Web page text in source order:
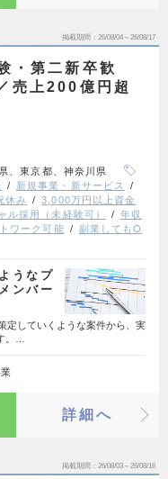
掲載期間 26/08/04～26/08/17
・第二新卒歓
売上200億円超
、東京都、神奈川県
新規事業・新サービス
休み
3,000万円以上資金
ル採用（未経験可）
年収
ワーク可能
副業してもO
うなプ
ンバー
定していくような案件から、実
。…
詳細へ
掲載期間 26/08/03～26/08/16